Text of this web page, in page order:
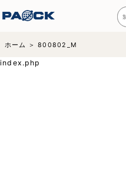
ホーム 800802_M
index.php